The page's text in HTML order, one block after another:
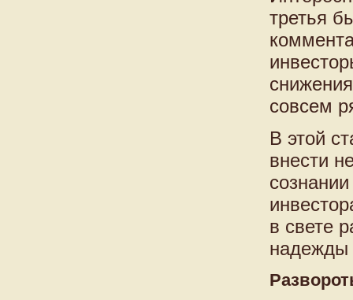
третья
совсем
В этой
внести
в свете
надежды